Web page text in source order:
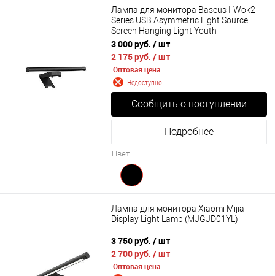
Лампа для монитора Baseus I-Wok2
Series USB Asymmetric Light Source
Screen Hanging Light Youth
(DGIW000101)
3 000 руб. / шт
2 175 руб. / шт
Оптовая цена
Недоступно
Сообщить о поступлении
Подробнее
Цвет
Лампа для монитора Xiaomi Mijia
Display Light Lamp (MJGJD01YL)
3 750 руб. / шт
2 700 руб. / шт
Оптовая цена